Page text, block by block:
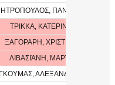
ΠΑΝΑΓΙΏΤΗΣ
ΤΡΙΚΚΑ, ΚΑΤΕΡΙΝΑ
ΞΑΓΟΡΑΡΗ, ΧΡΙΣΤΙΝΑ
ΛΙΒΑΣΙΆΝΗ, ΜΑΡΊΑ
ΓΚΟΥΜΑΣ, ΑΛΕΞΑΝΔΡΟΣ